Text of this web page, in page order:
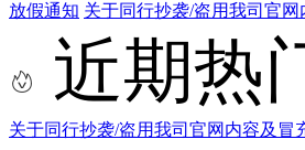
放假通知 关于同行抄袭/盗用我司官
近期热
关于同行抄袭/盗用我司官网内容及冒